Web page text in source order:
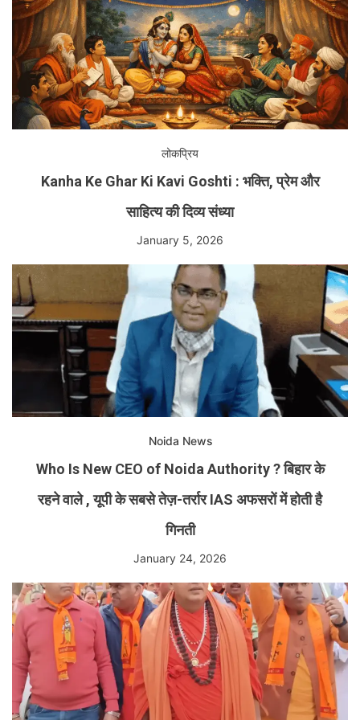
लोकप्रिय
Kanha Ke Ghar Ki Kavi Goshti : भक्ति, प्रेम और
साहित्य की दिव्य संध्या
January 5, 2026
Noida News
Who Is New CEO of Noida Authority ? बिहार के
रहने वाले , यूपी के सबसे तेज़-तर्रार IAS अफसरों में होती है
गिनती
January 24, 2026